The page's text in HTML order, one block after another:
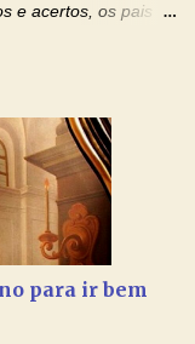
e acertos, os pais
E, em geral,
com suas
nos em suas
claro que há
uma regra porque
anomalias
seus filhos, que os
para ir bem